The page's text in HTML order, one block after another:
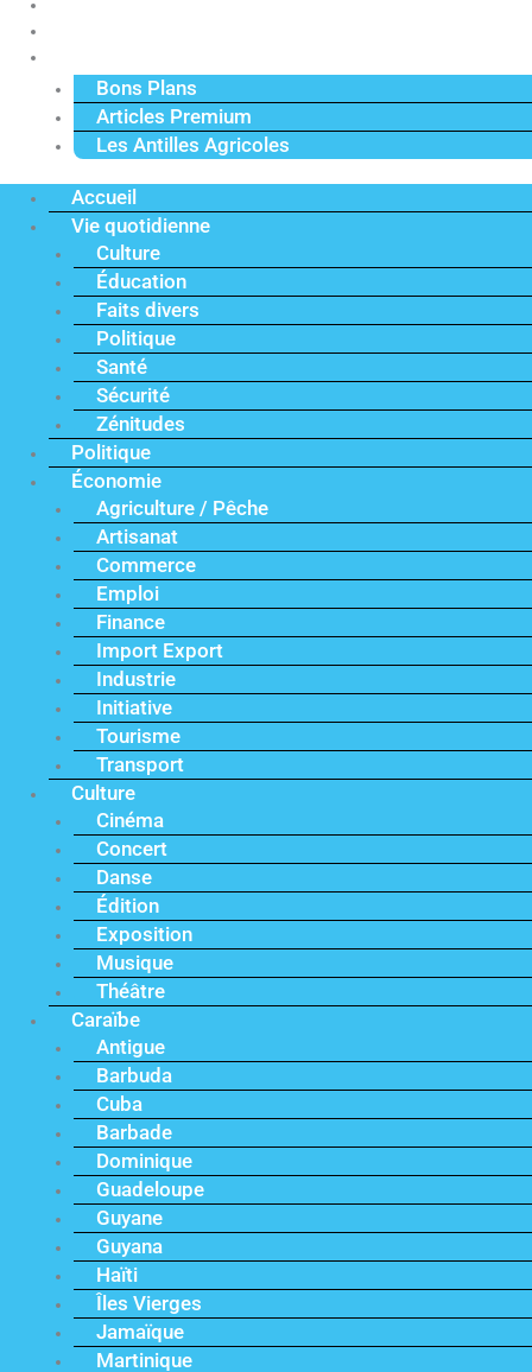
Bons Plans
Articles Premium
Les Antilles Agricoles
Accueil
Vie quotidienne
Culture
Éducation
Faits divers
Politique
Santé
Sécurité
Zénitudes
Politique
Économie
Agriculture / Pêche
Artisanat
Commerce
Emploi
Finance
Import Export
Industrie
Initiative
Tourisme
Transport
Culture
Cinéma
Concert
Danse
Édition
Exposition
Musique
Théâtre
Caraïbe
Antigue
Barbuda
Cuba
Barbade
Dominique
Guadeloupe
Guyane
Guyana
Haïti
Îles Vierges
Jamaïque
Martinique